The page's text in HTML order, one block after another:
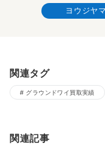
ヨウジヤ
関連タグ
グラウンドワイ買取実績
関連記事